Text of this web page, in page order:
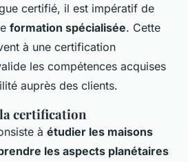
certifié, il est impératif de
formation spécialisée. Cette
à une certification
les compétences acquises
auprès des clients.
certification
à étudier les maisons
les aspects planétaires